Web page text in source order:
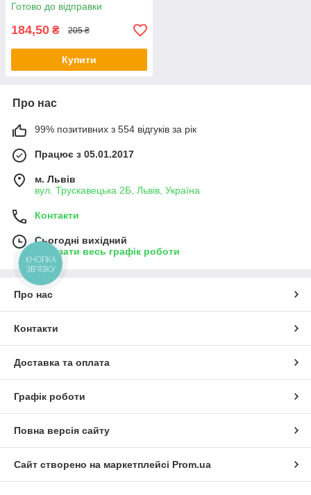
Готово до відправки
184,50 ₴ 205 ₴
Купити
Про нас
99% позитивних з 554 відгуків за рік
Працює з 05.01.2017
м. Львів
вул. Трускавецька 2Б, Львів, Україна
Контакти
Сьогодні вихідний
Показати весь графік роботи
Про нас
Контакти
Доставка та оплата
Графік роботи
Повна версія сайту
Сайт створено на маркетплейсі Prom.ua
КНОПКА
ЗВ'ЯЗКУ